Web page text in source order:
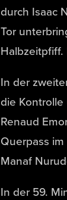
durch Isaac
Tor
Halbzeitpfiff.
In der
die
Renaud
Querpass
Manaf
In der 59.